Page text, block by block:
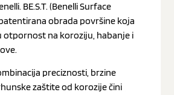
BE.S.T. (Benelli Surface
obrada površine koja
otpornost na koroziju, habanje i
preciznosti, brzine
zaštite od korozije čini